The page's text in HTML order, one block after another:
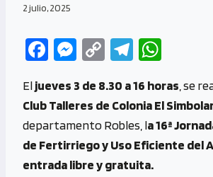
2 julio, 2025
Fa
b
o
o
k
M
se
n
g
er
C
py
Li
n
k
Te
gr
a
m
at
s
A
Eljueves 3 de 8.30 a 16 horas , se
Club Talleres de Colonia El
departamento Robles, la 16ª
de Fertirriego y Uso Eficiente del
entrada libre y gratuita.